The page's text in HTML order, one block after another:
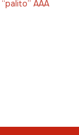
AAA